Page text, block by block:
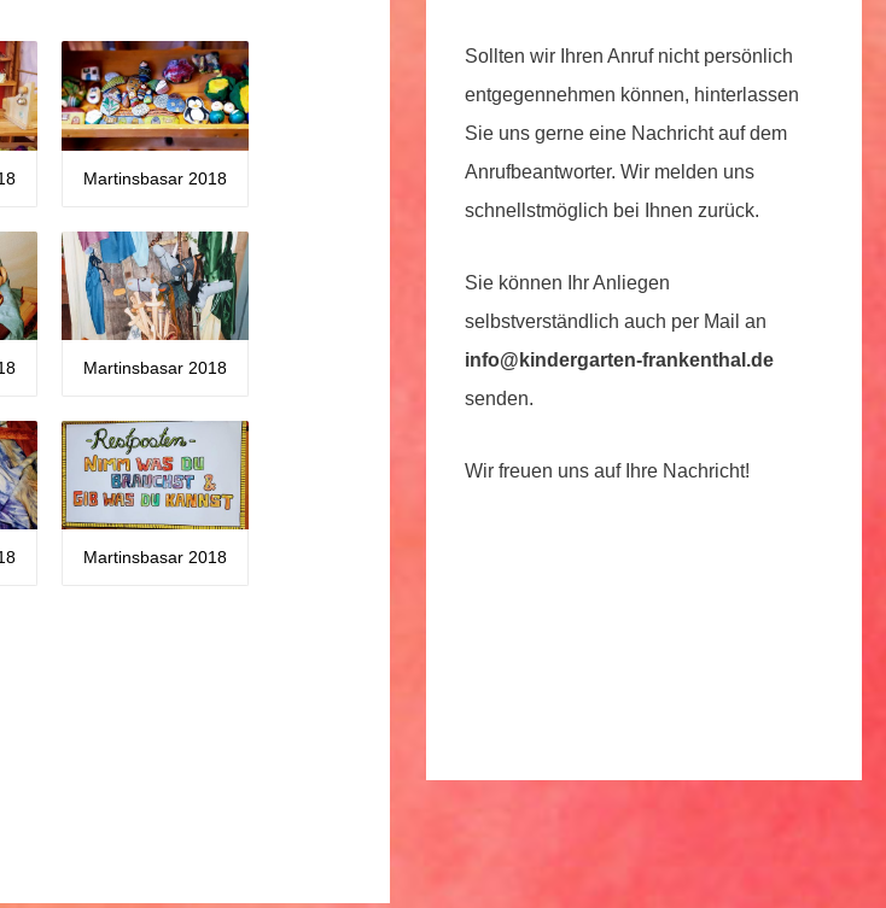
Martinsbasar 2018
Martinsbasar 2018
Martinsbasar 2018
Sollten wir Ihren Anruf nicht persönlich
entgegennehmen können, hinterlassen
Sie uns gerne eine Nachricht auf dem
Anrufbeantworter. Wir melden uns
schnellstmöglich bei Ihnen zurück.
Sie können Ihr Anliegen
selbstverständlich auch per Mail an
info@kindergarten-frankenthal.de
senden.
Wir freuen uns auf Ihre Nachricht!